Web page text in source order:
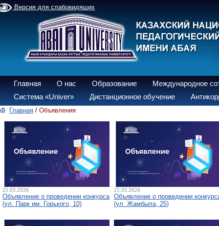
Версия для слабовидящих
Главная О нас Образование
Международное
Система «Univer»
Дистанционное обучение
Главная / Объявления
25.03.2026
Объявление о проведении конкурса
(ул. Парк им. Горького, 10)
25.03.2026
Объявление о проведении
(ул. Жамбыла, 25)